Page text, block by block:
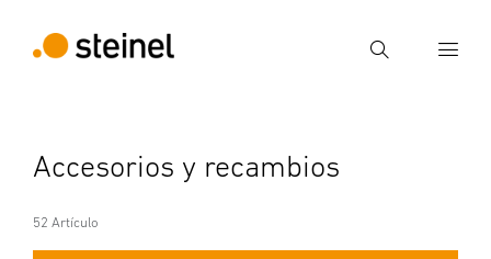
Búsqueda
Búsqueda
Accesorios y recambios
52 Artículo